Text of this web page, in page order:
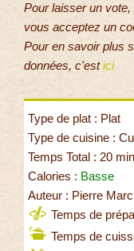
Pour laisser un
vous acceptez un
Pour en savoir plus
données, c'estici
Type de plat : Plat
Type de cuisine :
Temps Total : 20
Calories : Basse
Auteur : Pierre
Temps de
Temps de